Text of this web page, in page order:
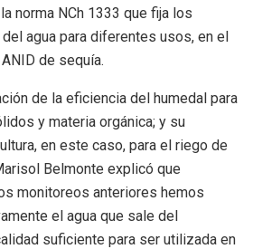
norma NCh 1333 que fija los
agua para diferentes usos, en el
de sequía.
de la eficiencia del humedal para
y materia orgánica; y su
en este caso, para el riego de
Belmonte explicó que
monitoreos anteriores hemos
el agua que sale del
suficiente para ser utilizada en